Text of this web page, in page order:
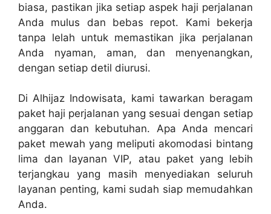
biasa, pastikan jika setiap aspek haji perjalanan
Anda mulus dan bebas repot. Kami bekerja
tanpa lelah untuk memastikan jika perjalanan
Anda nyaman, aman, dan menyenangkan,
dengan setiap detil diurusi.
Di Alhijaz Indowisata, kami tawarkan beragam
paket haji perjalanan yang sesuai dengan setiap
anggaran dan kebutuhan. Apa Anda mencari
paket mewah yang meliputi akomodasi bintang
lima dan layanan VIP, atau paket yang lebih
terjangkau yang masih menyediakan seluruh
layanan penting, kami sudah siap memudahkan
Anda.